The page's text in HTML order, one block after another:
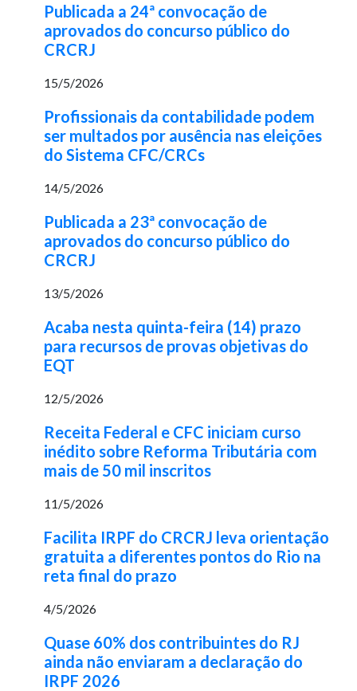
Publicada a 24ª convocação de
aprovados do concurso público do
CRCRJ
15/5/2026
Profissionais da contabilidade podem
ser multados por ausência nas eleições
do Sistema CFC/CRCs
14/5/2026
Publicada a 23ª convocação de
aprovados do concurso público do
CRCRJ
13/5/2026
Acaba nesta quinta-feira (14) prazo
para recursos de provas objetivas do
EQT
12/5/2026
Receita Federal e CFC iniciam curso
inédito sobre Reforma Tributária com
mais de 50 mil inscritos
11/5/2026
Facilita IRPF do CRCRJ leva orientação
gratuita a diferentes pontos do Rio na
reta final do prazo
4/5/2026
Quase 60% dos contribuintes do RJ
ainda não enviaram a declaração do
IRPF 2026